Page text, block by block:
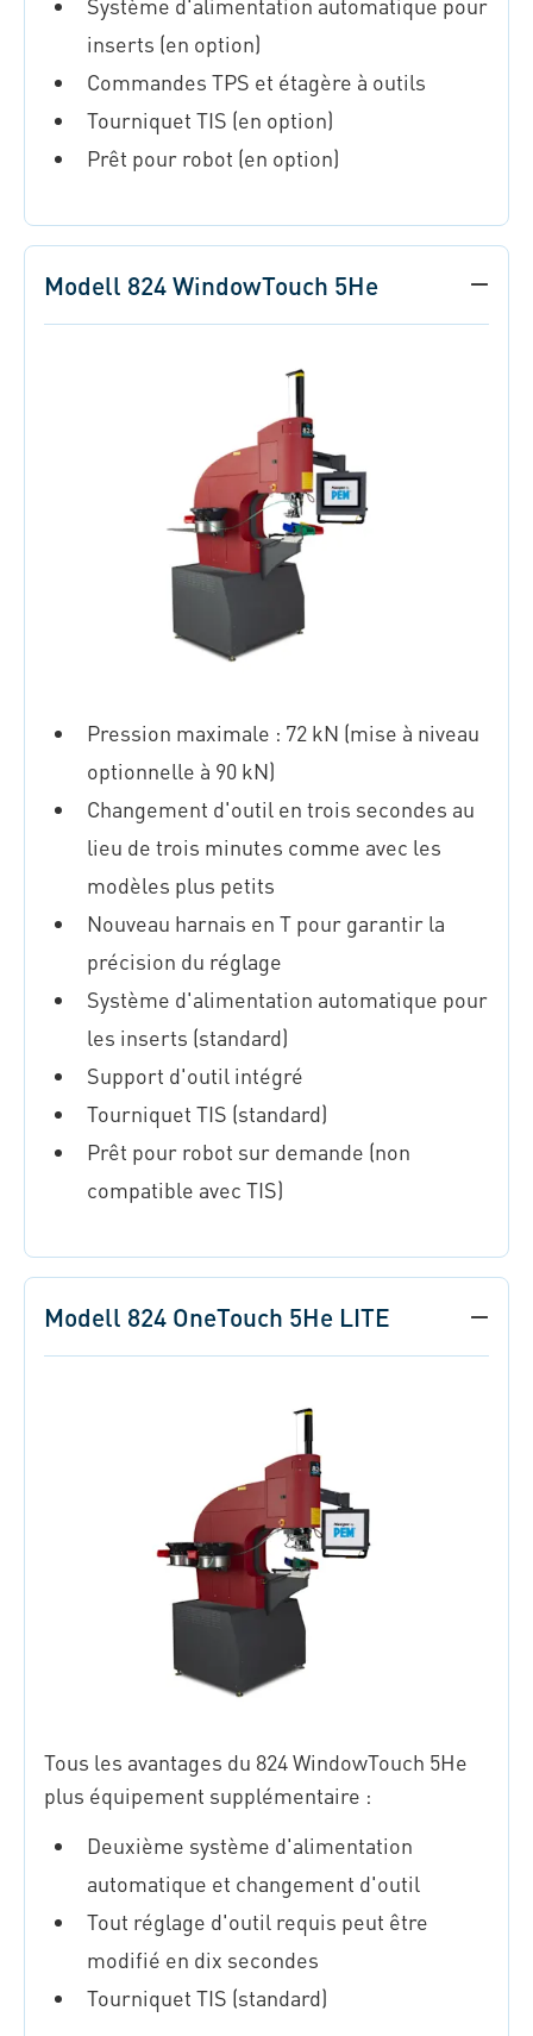
inserts (en option)
Commandes TPS et étagère à outils
Tourniquet TIS (en option)
Prêt pour robot (en option)
Modell 824 WindowTouch 5He
Pression maximale : 72 kN (mise à niveau
optionnelle à 90 kN)
Changement d'outil en trois secondes au
lieu de trois minutes comme avec les
modèles plus petits
Nouveau harnais en T pour garantir la
précision du réglage
Système d'alimentation automatique pour
les inserts (standard)
Support d'outil intégré
Tourniquet TIS (standard)
Prêt pour robot sur demande (non
compatible avec TIS)
Modell 824 OneTouch 5He LITE
Tous les avantages du 824 WindowTouch 5He
plus équipement supplémentaire :
Deuxième système d'alimentation
automatique et changement d'outil
Tout réglage d'outil requis peut être
modifié en dix secondes
Tourniquet TIS (standard)